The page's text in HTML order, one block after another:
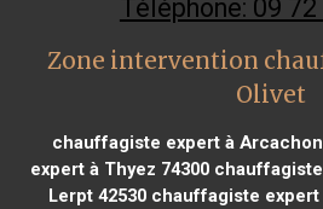
Téléphone: 09
Zone intervention
Olivet
chauffagiste expert à Arcachon
expert à Thyez 74300
Lerpt 42530 chauffagiste expert